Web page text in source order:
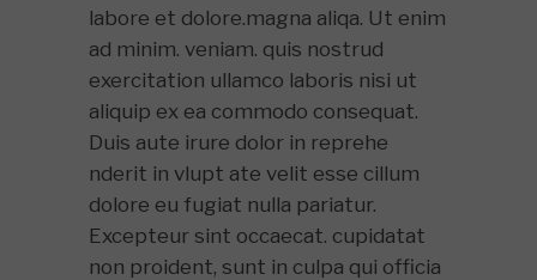
labore et dolore.magna aliqa. Ut enim
ad minim. veniam. quis nostrud
exercitation ullamco laboris nisi ut
aliquip ex ea commodo consequat.
Duis aute irure dolor in reprehe
nderit in vlupt ate velit esse cillum
dolore eu fugiat nulla pariatur.
Excepteur sint occaecat. cupidatat
non proident, sunt in culpa qui officia